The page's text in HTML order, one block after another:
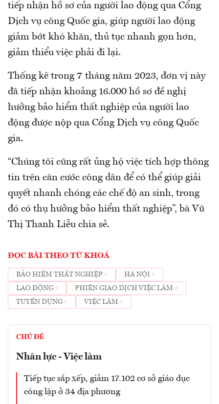
tiếp nhận hồ sơ của người lao động qua Cổng
Dịch vụ công Quốc gia, giúp người lao động
giảm bớt khó khăn, thủ tục nhanh gọn hơn,
giảm thiểu việc phải đi lại.
Thống kê trong 7 tháng năm 2023, đơn vị này
đã tiếp nhận khoảng 16.000 hồ sơ đề nghị
hưởng bảo hiểm thất nghiệp của người lao
động được nộp qua Cổng Dịch vụ công Quốc
gia.
“Chúng tôi cũng rất ủng hộ việc tích hợp thông
tin trên căn cước công dân để có thể giúp giải
quyết nhanh chóng các chế độ an sinh, trong
đó có thụ hưởng bảo hiểm thất nghiệp”, bà Vũ
Thị Thanh Liễu chia sẻ.
ĐỌC BÀI THEO TỪ KHOÁ
BẢO HIỂM THẤT NGHIỆP
HÀ NỘI
LAO ĐỘNG
PHIÊN GIAO DỊCH VIỆC LÀM
TUYỂN DỤNG
VIỆC LÀM
CHỦ ĐỀ
Nhân lực - Việc làm
Tiếp tục sắp xếp, giảm 17.102 cơ sở giáo dục
công lập ở 34 địa phương